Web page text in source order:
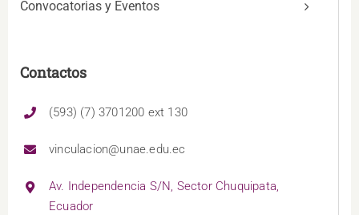
Convocatorias y Eventos
Contactos
(593) (7) 3701200 ext 130
vinculacion@unae.edu.ec
Av. Independencia S/N, Sector Chuquipata,
Ecuador